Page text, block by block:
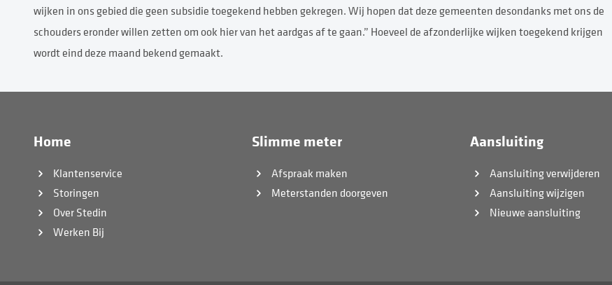
wijken in ons gebied die geen subsidie toegekend hebben gekregen. Wij hopen dat deze gemeenten desondanks met ons de
schouders eronder willen zetten om ook hier van het aardgas af te gaan.” Hoeveel de afzonderlijke wijken toegekend krijgen
wordt eind deze maand bekend gemaakt.
Home
Klantenservice
Storingen
Over Stedin
Werken Bij
Slimme meter
Afspraak maken
Meterstanden doorgeven
Aansluiting
Aansluiting verwijderen
Aansluiting wijzigen
Nieuwe aansluiting